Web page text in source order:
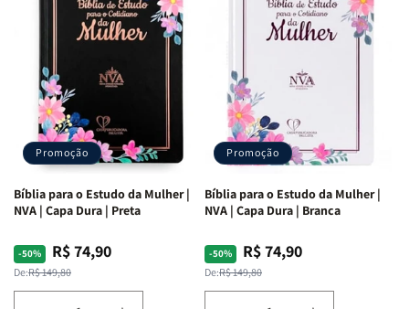
Ribeiro
Ribeiro
Promoção
Bíblia para o Estudo da Mulher |
NVA | Capa Dura | Preta
-50%
Preço
normal
De:R$ 149,80
Preço
promocional
R$ 74,90
Promoção
Bíblia para o Estudo da Mulher |
NVA | Capa Dura | Branca
-50%
Preço
normal
De:R$ 149,80
Preço
promocional
R$ 74,90